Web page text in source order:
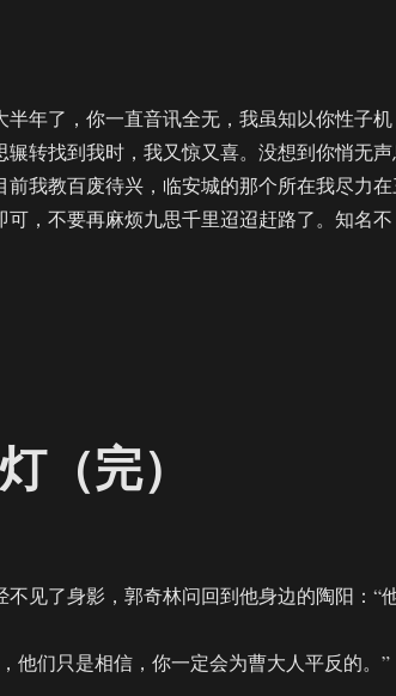
年了，你一直音讯全无，我虽知以你性子机
转找到我时，我又惊又喜。没想到你悄无声
我教百废待兴，临安城的那个所在我尽力在
可，不要再麻烦九思千里迢迢赶路了。知名不
灯（番外一）”
（完）
见了身影，郭奇林问回到他身边的陶阳：“
们只是相信，你一定会为曹大人平反的。”